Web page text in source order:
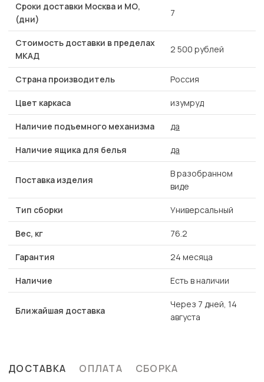
Сроки доставки Москва и МО,
(дни)
7
Стоимость доставки в пределах
МКАД
2 500 рублей
Страна производитель Россия
Цвет каркаса изумруд
Наличие подъемного механизма да
Наличие ящика для белья да
Поставка изделия
В разобранном
виде
Тип сборки Универсальный
Вес, кг 76.2
Гарантия 24 месяца
Наличие Есть в наличии
Ближайшая доставка
Через 7 дней, 14
августа
ДОСТАВКА ОПЛАТА СБОРКА